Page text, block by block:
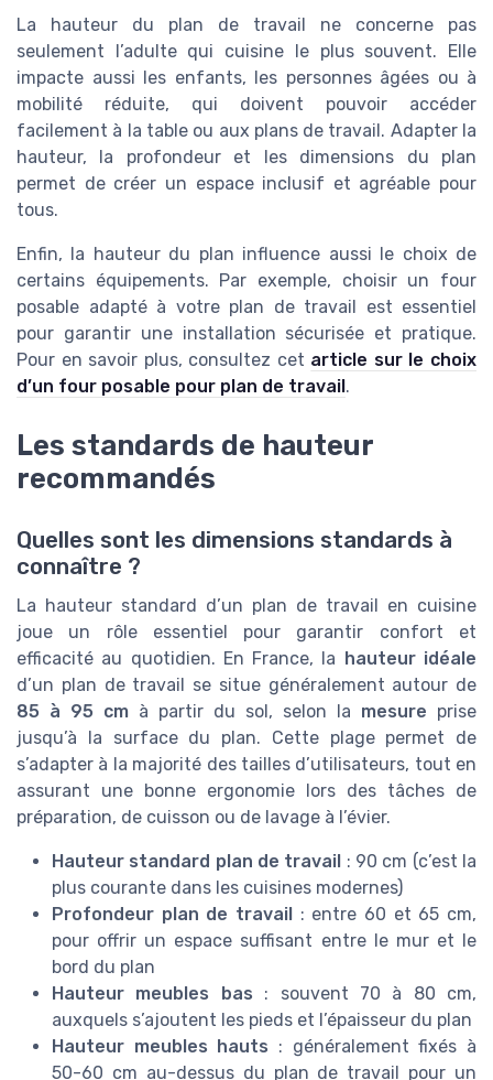
La hauteur du plan de travail ne concerne pas
seulement l’adulte qui cuisine le plus souvent. Elle
impacte aussi les enfants, les personnes âgées ou à
mobilité réduite, qui doivent pouvoir accéder
facilement à la table ou aux plans de travail. Adapter la
hauteur, la profondeur et les dimensions du plan
permet de créer un espace inclusif et agréable pour
tous.
Enfin, la hauteur du plan influence aussi le choix de
certains équipements. Par exemple, choisir un four
posable adapté à votre plan de travail est essentiel
pour garantir une installation sécurisée et pratique.
Pour en savoir plus, consultez cet article sur le choix
d’un four posable pour plan de travail.
Les standards de hauteur
recommandés
Quelles sont les dimensions standards à
connaître ?
La hauteur standard d’un plan de travail en cuisine
joue un rôle essentiel pour garantir confort et
efficacité au quotidien. En France, la hauteur idéale
d’un plan de travail se situe généralement autour de
85 à 95 cm à partir du sol, selon la mesure prise
jusqu’à la surface du plan. Cette plage permet de
s’adapter à la majorité des tailles d’utilisateurs, tout en
assurant une bonne ergonomie lors des tâches de
préparation, de cuisson ou de lavage à l’évier.
Hauteur standard plan de travail : 90 cm (c’est la
plus courante dans les cuisines modernes)
Profondeur plan de travail : entre 60 et 65 cm,
pour offrir un espace suffisant entre le mur et le
bord du plan
Hauteur meubles bas : souvent 70 à 80 cm,
auxquels s’ajoutent les pieds et l’épaisseur du plan
Hauteur meubles hauts : généralement fixés à
50-60 cm au-dessus du plan de travail pour un